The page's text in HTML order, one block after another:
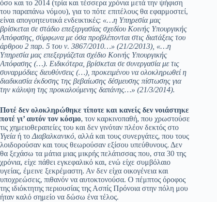
όσο και το 2014 (τρία και τέσσερα χρόνια μετά την ψήφιση
του παραπάνω νόμου), για το πότε επιτέλους θα εφαρμοστεί,
είναι απογοητευτικά ενδεικτικές: «…η Υπηρεσία μας
βρίσκεται σε στάδιο επεξεργασίας σχεδίου Κοινής Υπουργικής
Απόφασης, σύμφωνα με όσα προβλέπονται στις διατάξεις του
άρθρου 2 παρ. 5 του ν. 3867/2010…» (21/2/2013), «…η
Υπηρεσία μας επεξεργάζεται σχέδιο Κοινής Υπουργικής
Απόφασης (…). Ειδικότερα, βρίσκεται σε συνεργασία με τις
συναρμόδιες διευθύνσεις (…), προκειμένου να ολοκληρωθεί η
διαδικασία έκδοσης της βεβαίωσης δέσμευσης πίστωσης για
την κάλυψη της προκαλούμενης δαπάνης…» (21/3/2014).
Ποτέ δεν ολοκληρώθηκε τίποτε και κανείς δεν νοιάστηκε
ποτέ γι’ αυτόν τον κόσμο, τον καρκινοπαθή, που χρωστούσε
τις χημειοθεραπείες του και δεν γινόταν πλέον δεκτός στο
Υγείαή το Διαβαλκανικό, αλλά και τους συνεργάτες, που τους
λοιδορούσαν και τους θεωρούσαν εξίσου υπεύθυνους. Δεν
θα ξεχάσω τα μάτια μιας μικρής πελάτισσας που, στα 30 της
χρόνια, είχε πάθει εγκεφαλικό και, ενώ είχε συμβόλαιο
υγείας, έμεινε ξεκρέμαστη. Αν δεν είχα οικογένεια και
υποχρεώσεις, πιθανόν να αυτοκτονούσα. Ο πέμπτος όροφος
της ιδιόκτητης περιουσίας της Ασπίς Πρόνοια στην πόλη μου
ήταν καλό σημείο να δώσω ένα τέλος.